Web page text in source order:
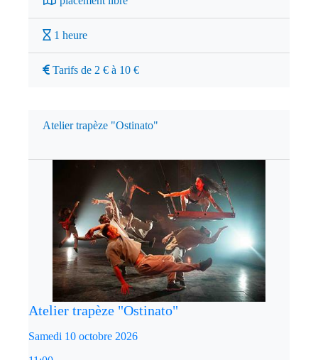
1 heure
Tarifs de 2 € à 10 €
Atelier trapèze "Ostinato"
Atelier trapèze "Ostinato"
Samedi 10 octobre 2026